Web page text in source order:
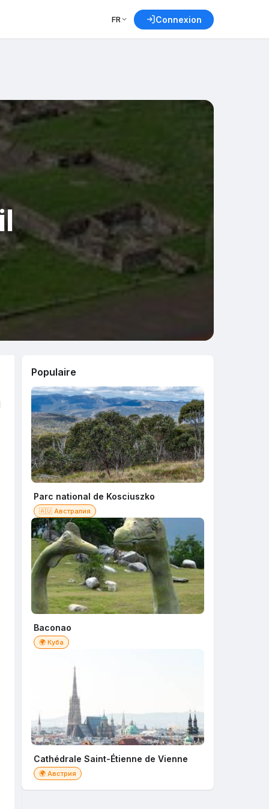
FR Connexion
Populaire
Parc national de Kosciuszko
🇦🇺 Австралия
Baconao
🌍 Куба
Cathédrale Saint-Étienne de Vienne
🌍 Австрия